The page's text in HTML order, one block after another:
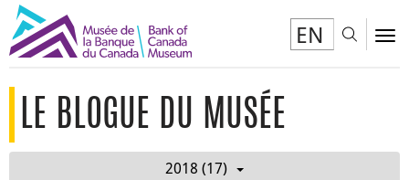
EN
LE BLOGUE DU MUSÉE
2018 (17)